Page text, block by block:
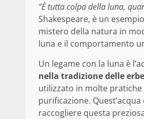
“È tutta colpa della luna,
Shakespeare, è un
mistero della natura in
luna e il comportamento
Un legame con la luna è
nella tradizione delle
utilizzato in molte
purificazione.
raccogliere questa